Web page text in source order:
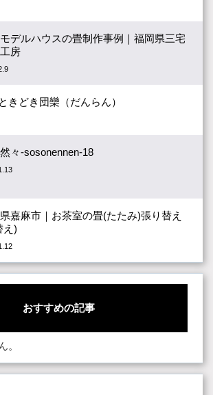
デルハウスの畳制作事例｜福岡県三宅
房
きどき団欒（だんらん）
々-sosonennen-18
嘉麻市｜お茶室の畳(たたみ)張り替え
え)
おすすめの記事
。